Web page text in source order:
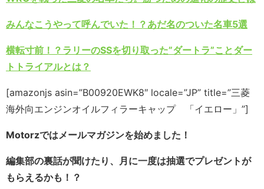
みんなこうやって呼んでいた！？あだ名のついた名車5選
横転寸前！？ラリーのSSを切り取った”ダートラ”ことダー
トトライアルとは？
[amazonjs asin=”B00920EWK8″ locale=”JP” title=”三菱
海外向エンジンオイルフィラーキャップ 「イエロー」”]
Motorzではメールマガジンを始めました！
編集部の裏話が聞けたり、月に一度は抽選でプレゼントが
もらえるかも！？